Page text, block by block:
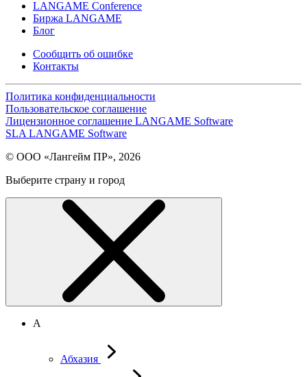
LANGAME Conference
Биржа LANGAME
Блог
Сообщить об ошибке
Контакты
Политика конфиденциальности
Пользовательское соглашение
Лицензионное соглашение LANGAME Software
SLA LANGAME Software
© ООО «Лангейм ПР», 2026
Выберите страну и город
А
Абхазия